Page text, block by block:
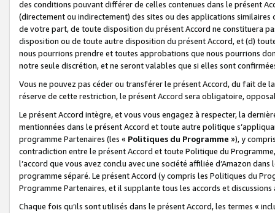
des conditions pouvant différer de celles contenues dans le présent
(directement ou indirectement) des sites ou des applications
de votre part, de toute disposition du présent Accord ne constituera
disposition ou de toute autre disposition du présent Accord, et (d)
nous pourrions prendre et toutes approbations que nous pourrions
notre seule discrétion, et ne seront valables que si elles sont
Vous ne pouvez pas céder ou transférer le présent Accord, du fait de
réserve de cette restriction, le présent Accord sera obligatoire,
Le présent Accord intègre, et vous vous engagez à respecter, la
mentionnées dans le présent Accord et toute autre politique
programme Partenaires (les « Politiques du Programme »), y
contradiction entre le présent Accord et toute Politique du
l’accord que vous avez conclu avec une société affiliée d’Amazon
programme séparé. Le présent Accord (y compris les Politiques du
Programme Partenaires, et il supplante tous les accords et discussions
Chaque fois qu’ils sont utilisés dans le présent Accord, les termes «